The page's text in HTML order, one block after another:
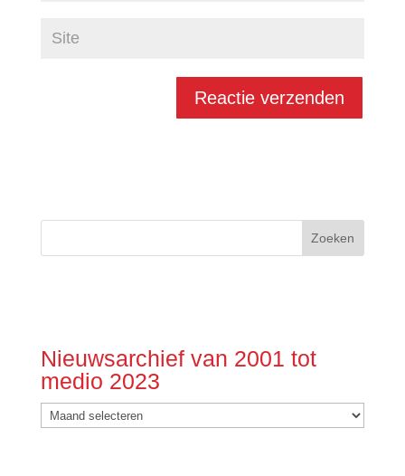
Nieuwsarchief van 2001 tot
medio 2023
Nieuwsarchief
van